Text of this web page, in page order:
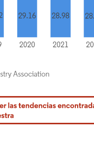
atribución según CC BY 4.0.